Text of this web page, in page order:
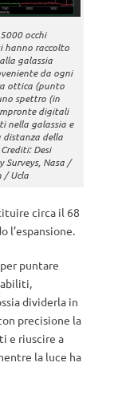
occhi
hanno raccolto
galassia
da ogni
ottica (punto
spettro (in
digitali
nella galassia e
distanza della
Desi
Surveys, Nasa /
/ Ucla
circa il 68
l’espansione.
puntare
dividerla in
precisione la
e riuscire a
la luce ha